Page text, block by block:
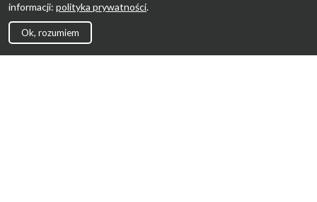
informacji: polityka prywatności.
Ok, rozumiem